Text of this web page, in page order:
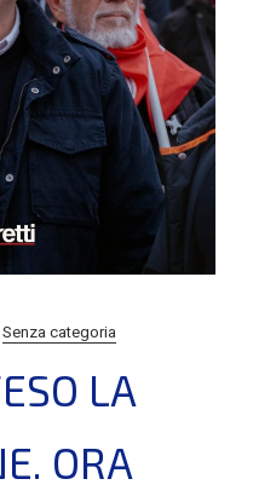
Senza categoria
LA
ORA